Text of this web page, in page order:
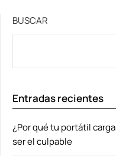
BUSCAR
Entradas recientes
¿Por qué tu portátil
ser el culpable